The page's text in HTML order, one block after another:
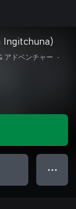
Ingitchuna)
アドベンチャー
•
● ● ●